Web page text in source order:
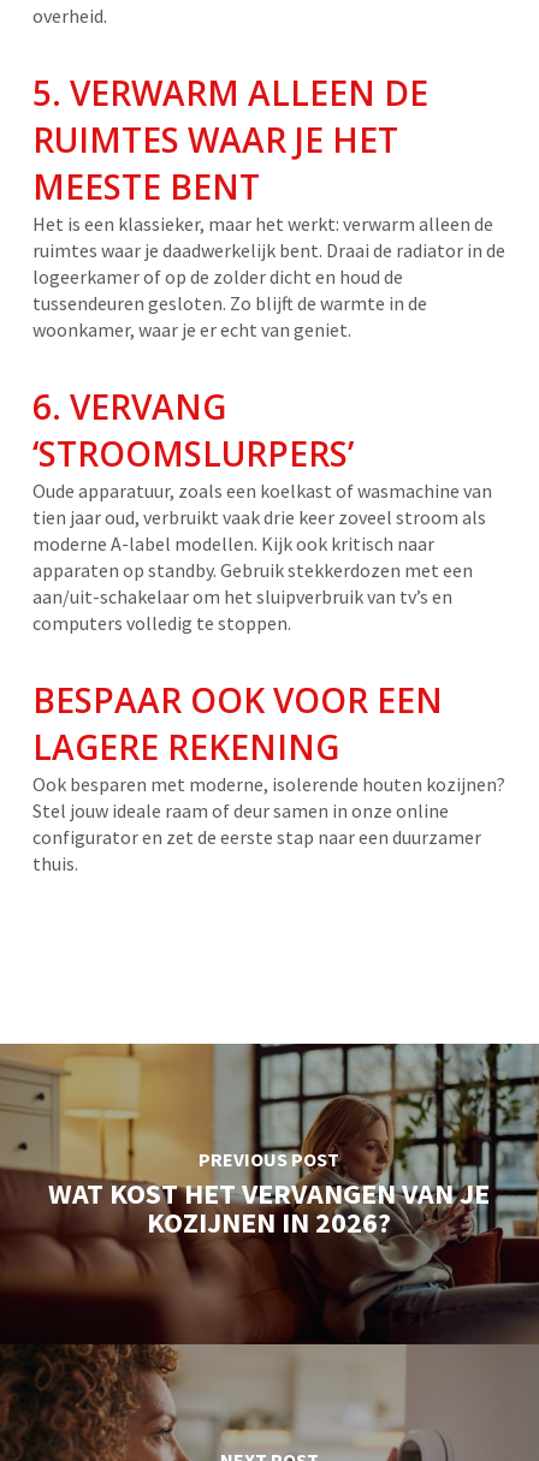
overheid.
5. VERWARM ALLEEN DE
RUIMTES WAAR JE HET
MEESTE BENT
Het is een klassieker, maar het werkt: verwarm alleen de
ruimtes waar je daadwerkelijk bent. Draai de radiator in de
logeerkamer of op de zolder dicht en houd de
tussendeuren gesloten. Zo blijft de warmte in de
woonkamer, waar je er echt van geniet.
6. VERVANG
‘STROOMSLURPERS’
Oude apparatuur, zoals een koelkast of wasmachine van
tien jaar oud, verbruikt vaak drie keer zoveel stroom als
moderne A-label modellen. Kijk ook kritisch naar
apparaten op standby. Gebruik stekkerdozen met een
aan/uit-schakelaar om het sluipverbruik van tv’s en
computers volledig te stoppen.
BESPAAR OOK VOOR EEN
LAGERE REKENING
Ook besparen met moderne, isolerende houten kozijnen?
Stel jouw ideale raam of deur samen in onze online
configurator en zet de eerste stap naar een duurzamer
thuis.
PREVIOUS POST
WAT KOST HET VERVANGEN VAN JE
KOZIJNEN IN 2026?